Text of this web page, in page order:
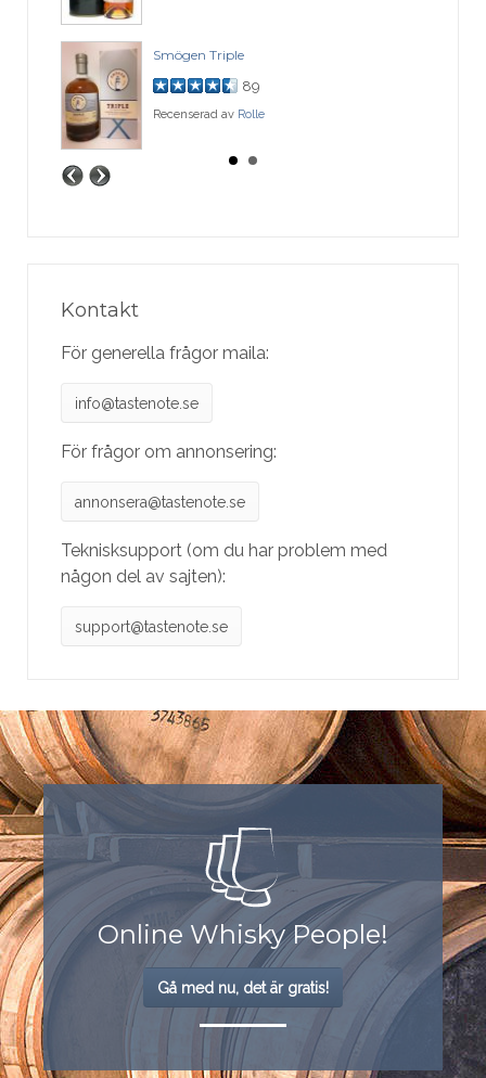
Smögen Triple
89
Recenserad av Rolle
Kontakt
För generella frågor maila:
info@tastenote.se
För frågor om annonsering:
annonsera@tastenote.se
Teknisksupport (om du har problem med
någon del av sajten):
support@tastenote.se
Online Whisky People!
Gå med nu, det är gratis!